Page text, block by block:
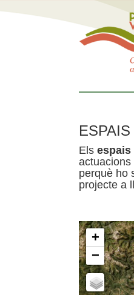
Els espais
perquè ho
projecte a
+
−